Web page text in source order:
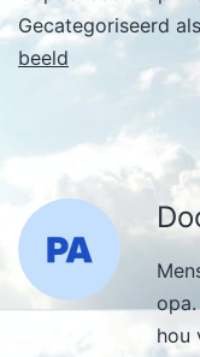
Gecategoriseerd als
beeld
hou